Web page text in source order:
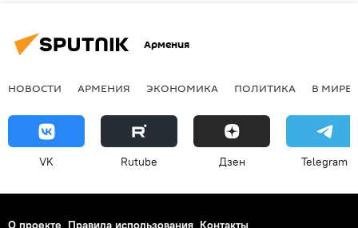
Армения
НОВОСТИ АРМЕНИЯ ЭКОНОМИКА ПОЛИТИКА В МИРЕ
VK Rutube Дзен Telegram
О проекте Правила использования Контакты